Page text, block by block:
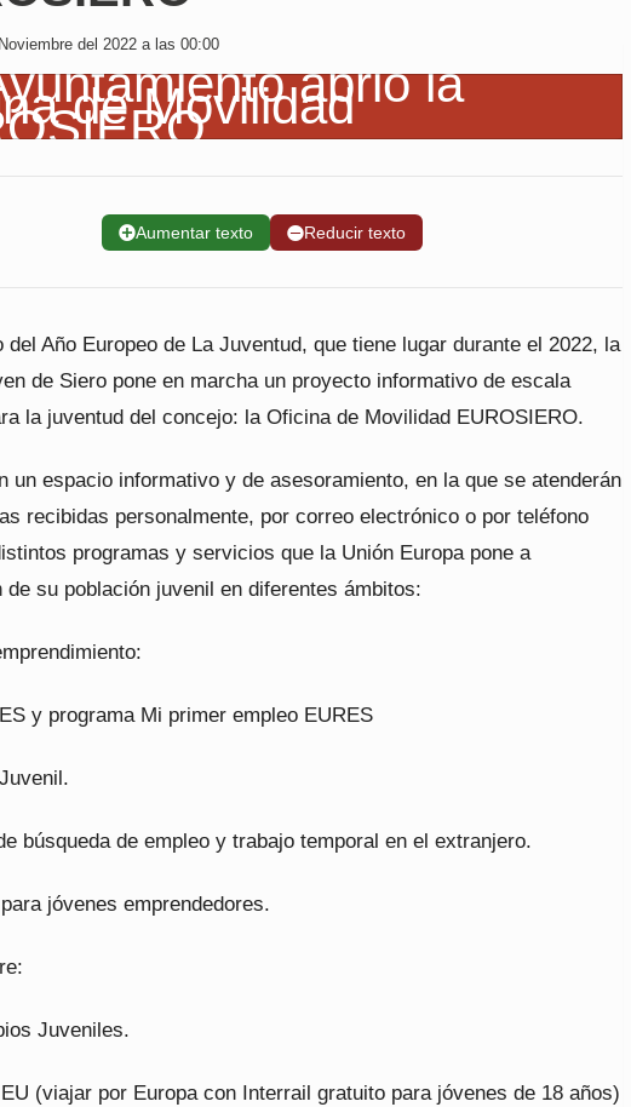
del 2022 a las 00:00
➕Aumentar texto ➖Reducir texto
del Año Europeo de La Juventud, que tiene lugar durante el 2022, la
de Siero pone en marcha un proyecto informativo de escala
la juventud del concejo: la Oficina de Movilidad EUROSIERO.
un espacio informativo y de asesoramiento, en la que se atenderán
recibidas personalmente, por correo electrónico o por teléfono
programas y servicios que la Unión Europa pone a
de su población juvenil en diferentes ámbitos:
y programa Mi primer empleo EURES
búsqueda de empleo y trabajo temporal en el extranjero.
jóvenes emprendedores.
Juveniles.
(viajar por Europa con Interrail gratuito para jóvenes de 18 años)